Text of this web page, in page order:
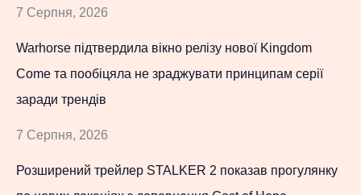
7 Серпня, 2026
Warhorse підтвердила вікно релізу нової Kingdom
Come та пообіцяла не зраджувати принципам серії
заради трендів
7 Серпня, 2026
Розширений трейлер STALKER 2 показав прогулянку